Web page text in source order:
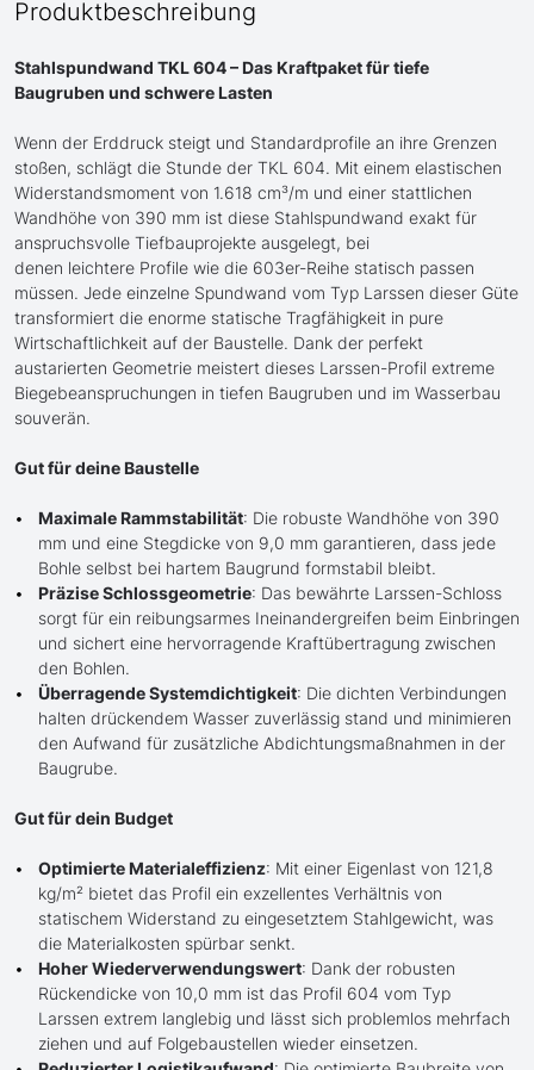
Produktbeschreibung
Stahlspundwand TKL 604 – Das Kraftpaket für tiefe
Baugruben und schwere Lasten
Wenn der Erddruck steigt und Standardprofile an ihre Grenzen
stoßen, schlägt die Stunde der TKL 604. Mit einem elastischen
Widerstandsmoment von 1.618 cm³/m und einer stattlichen
Wandhöhe von 390 mm ist diese Stahlspundwand exakt für
anspruchsvolle Tiefbauprojekte ausgelegt, bei
denen leichtere Profile wie die 603er-Reihe statisch passen
müssen. Jede einzelne Spundwand vom Typ Larssen dieser Güte
transformiert die enorme statische Tragfähigkeit in pure
Wirtschaftlichkeit auf der Baustelle. Dank der perfekt
austarierten Geometrie meistert dieses Larssen-Profil extreme
Biegebeanspruchungen in tiefen Baugruben und im Wasserbau
souverän.
Gut für deine Baustelle
Maximale Rammstabilität: Die robuste Wandhöhe von 390
mm und eine Stegdicke von 9,0 mm garantieren, dass jede
Bohle selbst bei hartem Baugrund formstabil bleibt.
Präzise Schlossgeometrie: Das bewährte Larssen-Schloss
sorgt für ein reibungsarmes Ineinandergreifen beim Einbringen
und sichert eine hervorragende Kraftübertragung zwischen
den Bohlen.
Überragende Systemdichtigkeit: Die dichten Verbindungen
halten drückendem Wasser zuverlässig stand und minimieren
den Aufwand für zusätzliche Abdichtungsmaßnahmen in der
Baugrube.
Gut für dein Budget
Optimierte Materialeffizienz: Mit einer Eigenlast von 121,8
kg/m² bietet das Profil ein exzellentes Verhältnis von
statischem Widerstand zu eingesetztem Stahlgewicht, was
die Materialkosten spürbar senkt.
Hoher Wiederverwendungswert: Dank der robusten
Rückendicke von 10,0 mm ist das Profil 604 vom Typ
Larssen extrem langlebig und lässt sich problemlos mehrfach
ziehen und auf Folgebaustellen wieder einsetzen.